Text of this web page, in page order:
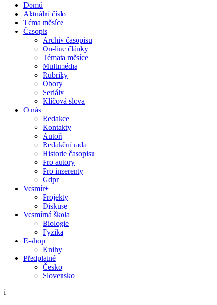
Domů
Aktuální číslo
Téma měsíce
Časopis
Archiv časopisu
On-line články
Témata měsíce
Multimédia
Rubriky
Obory
Seriály
Klíčová slova
O nás
Redakce
Kontakty
Autoři
Redakční rada
Historie časopisu
Pro autory
Pro inzerenty
Gdpr
Vesmír+
Projekty
Diskuse
Vesmírná škola
Biologie
Fyzika
E-shop
Knihy
Předplatné
Česko
Slovensko
i